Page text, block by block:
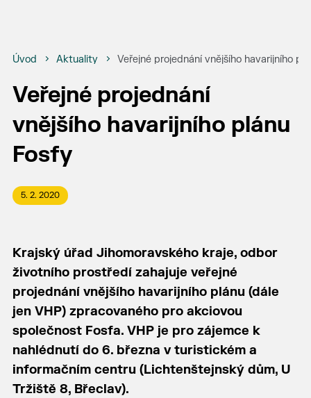
Úvod Aktuality Veřejné projednání vnějšího havarijního
Veřejné projednání
vnějšího havarijního plánu
Fosfy
5. 2. 2020
Krajský úřad Jihomoravského kraje, odbor
životního prostředí zahajuje veřejné
projednání vnějšího havarijního plánu (dále
jen VHP) zpracovaného pro akciovou
společnost Fosfa. VHP je pro zájemce k
nahlédnutí do 6. března v turistickém a
informačním centru (Lichtenštejnský dům, U
Tržiště 8, Břeclav).